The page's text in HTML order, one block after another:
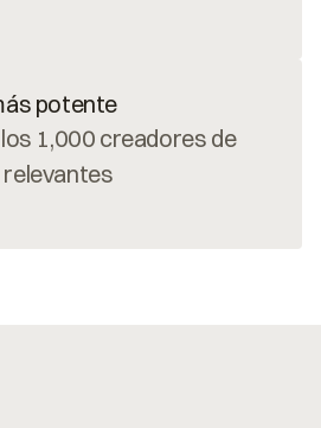
potente
1,000 creadores de